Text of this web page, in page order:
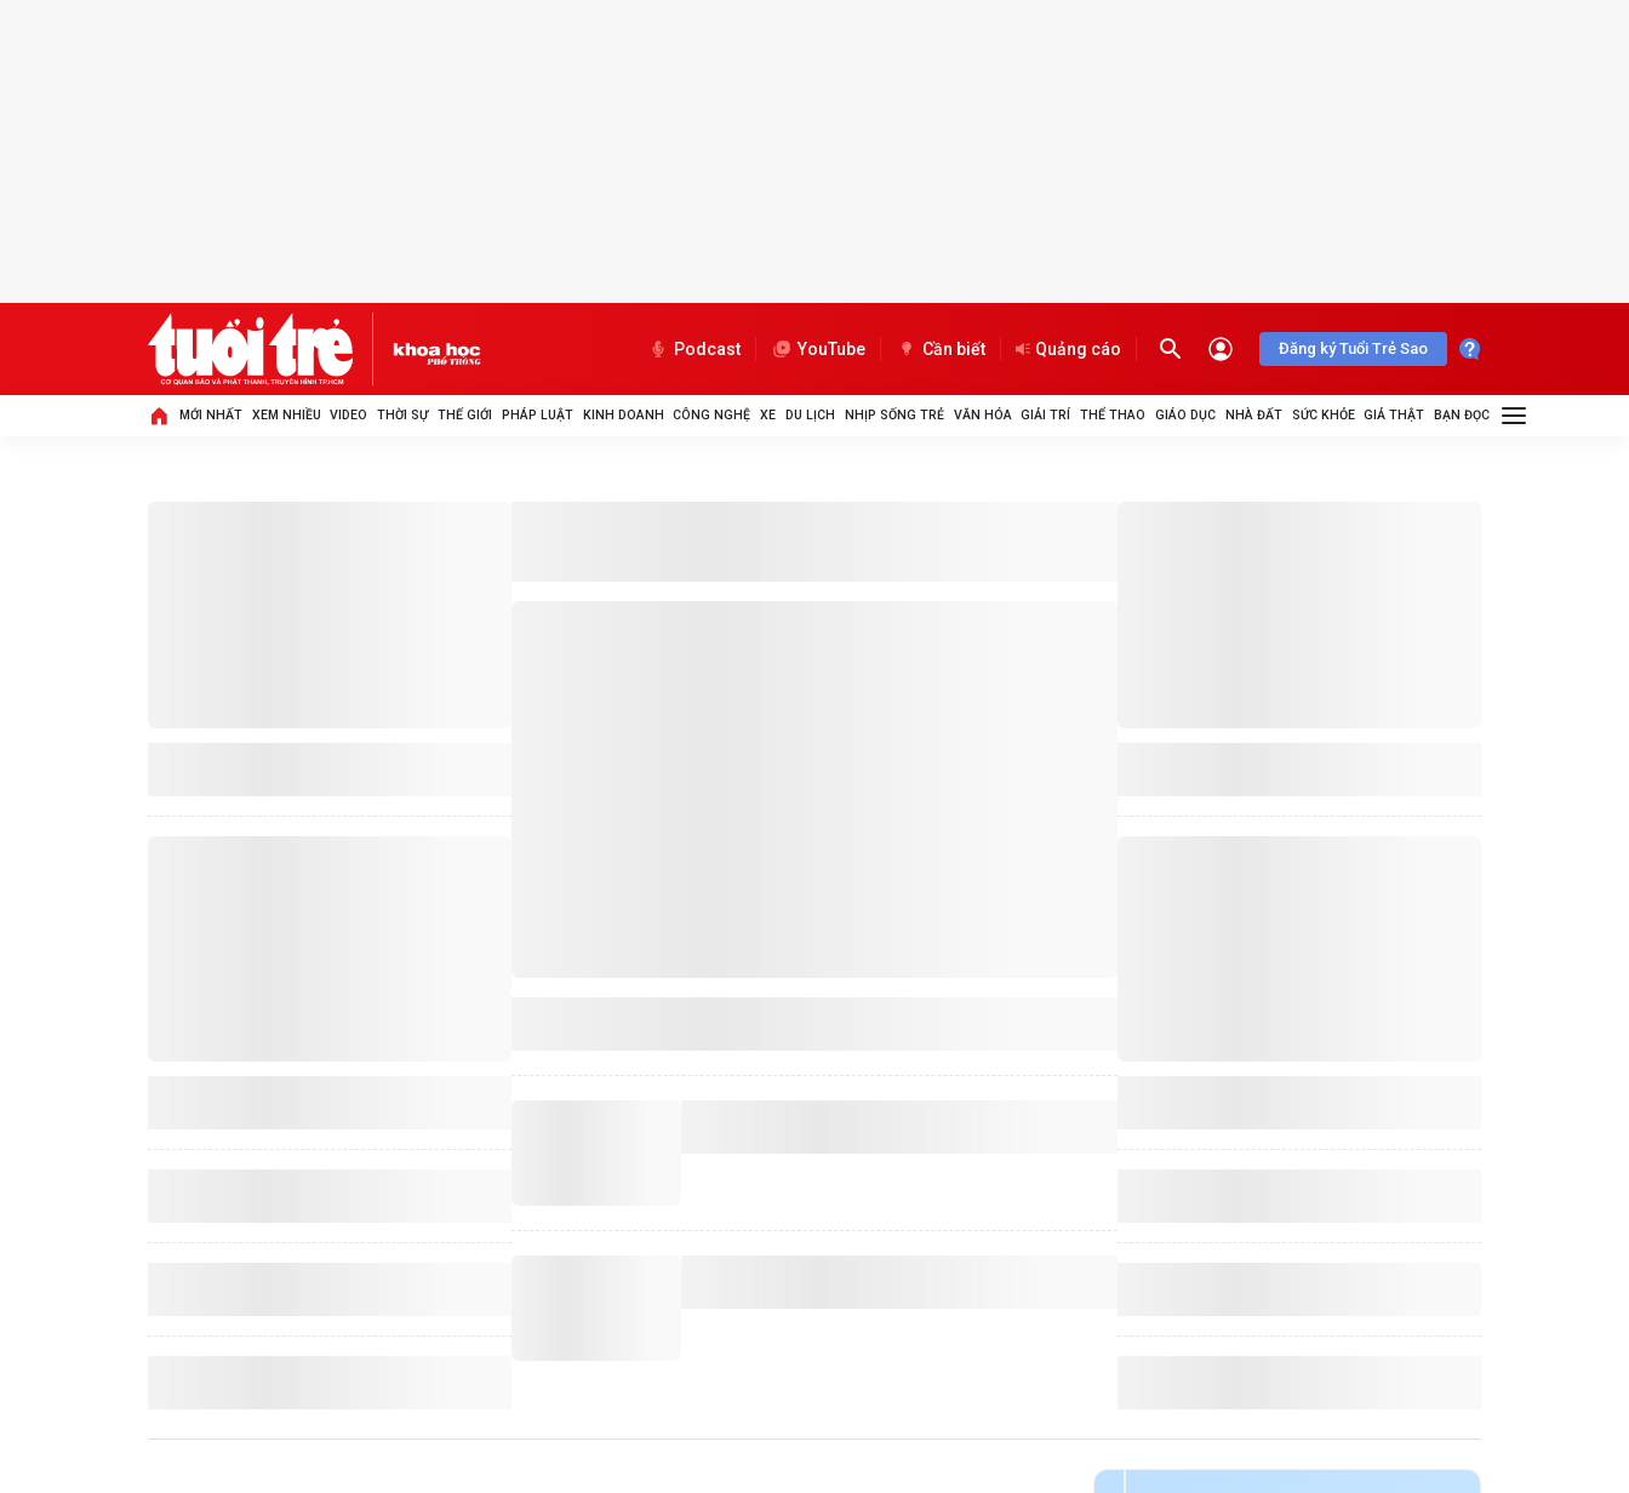
Podcast YouTube Cần biết Quảng cáo Đăng ký Tuổi Trẻ Sao
MỚI NHẤT XEM NHIỀU VIDEO THỜI SỰ THẾ GIỚI PHÁP LUẬT KINH DOANH CÔNG NGHỆ XE DU LỊCH NHỊP SỐNG TRẺ VĂN HÓA GIẢI TRÍ THỂ THAO GIÁO DỤC NHÀ ĐẤT SỨC KHỎE GIẢ THẬT BẠN ĐỌC